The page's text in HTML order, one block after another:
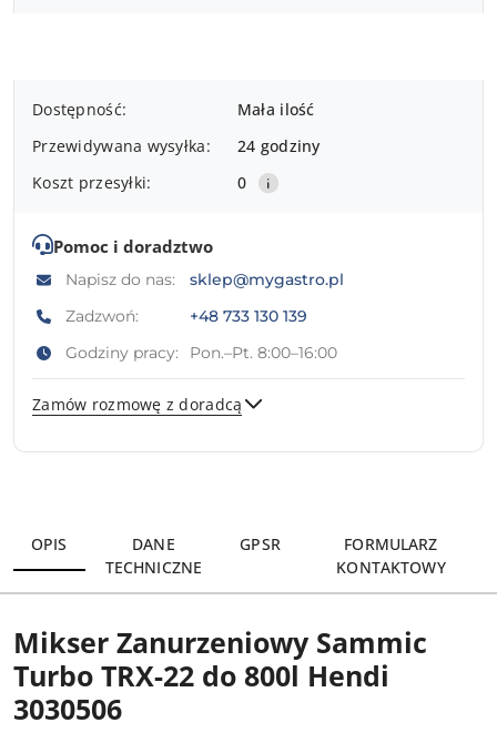
Dostępność
dostawa
Dostępność:
Mała ilość
Przewidywana wysyłka:
24 godziny
Koszt przesyłki:
0
Pomoc i doradztwo
Napisz do nas:
sklep@mygastro.pl
Zadzwoń:
+48 733 130 139
Godziny pracy:
Pon.–Pt. 8:00–16:00
Zamów rozmowę z doradcą
OPIS
DANE
TECHNICZNE
GPSR
FORMULARZ
KONTAKTOWY
Mikser Zanurzeniowy Sammic
Turbo TRX-22 do 800l Hendi
3030506